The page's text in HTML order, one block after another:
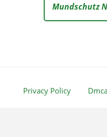
Mundschutz
Privacy Policy